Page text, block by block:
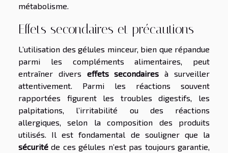
métabolisme.
Effets secondaires et précautions
L’utilisation des gélules minceur, bien que répandue
parmi les compléments alimentaires, peut
entraîner divers effets secondaires à surveiller
attentivement. Parmi les réactions souvent
rapportées figurent les troubles digestifs, les
palpitations, l’irritabilité ou des réactions
allergiques, selon la composition des produits
utilisés. Il est fondamental de souligner que la
sécurité de ces gélules n’est pas toujours garantie,